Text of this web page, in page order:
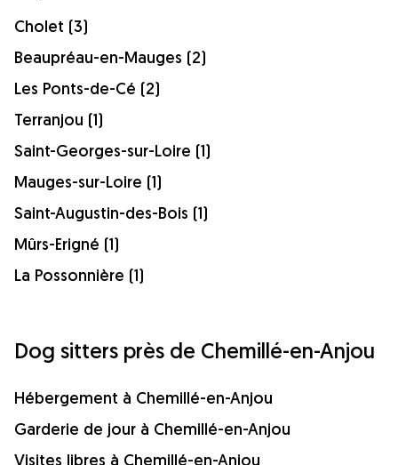
Cholet (3)
Beaupréau-en-Mauges (2)
Les Ponts-de-Cé (2)
Terranjou (1)
Saint-Georges-sur-Loire (1)
Mauges-sur-Loire (1)
Saint-Augustin-des-Bois (1)
Mûrs-Erigné (1)
La Possonnière (1)
Dog sitters près de Chemillé-en-Anjou
Hébergement à Chemillé-en-Anjou
Garderie de jour à Chemillé-en-Anjou
Visites libres à Chemillé-en-Anjou